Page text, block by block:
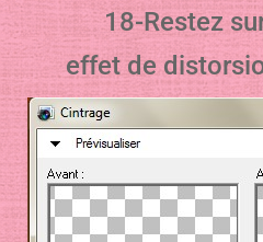
18-Restez
effet de